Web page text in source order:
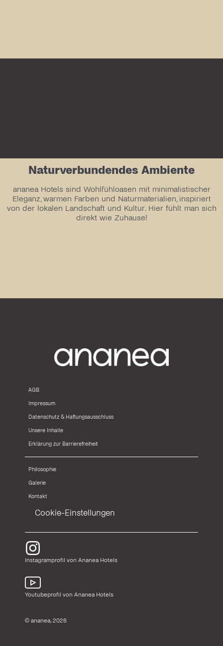
Naturverbundendes Ambiente
ananea Hotels sind Wohlfühloasen mit minimalistischer
Eleganz, warmen Farben und Naturmaterialien, inspiriert
von der lokalen Landschaft und Kultur. Hier fühlt man sich
direkt wie Zuhause!
AGB
Impressum
Datenschutz & Haftungsausschluss
Unsere Inhalte
Erklärung zur Barrierefreiheit
Philosophie
Galerie
Kontakt
Cookie-Einstellungen
Instagramprofil von Ananea Hotels
Youtubeprofil von Ananea Hotels
© ananea, 2026